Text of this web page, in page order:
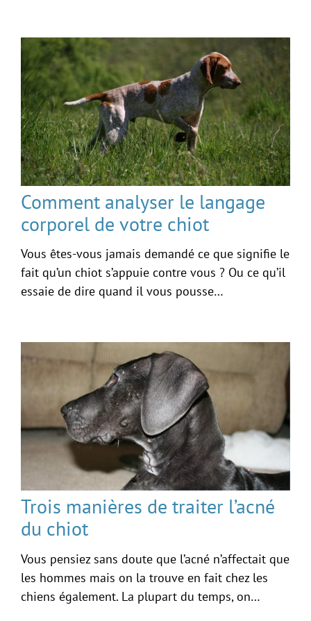
Comment analyser le langage
corporel de votre chiot
Vous êtes-vous jamais demandé ce que signifie le
fait qu’un chiot s’appuie contre vous ? Ou ce qu’il
essaie de dire quand il vous pousse…
Trois manières de traiter l’acné
du chiot
Vous pensiez sans doute que l’acné n’affectait que
les hommes mais on la trouve en fait chez les
chiens également. La plupart du temps, on…